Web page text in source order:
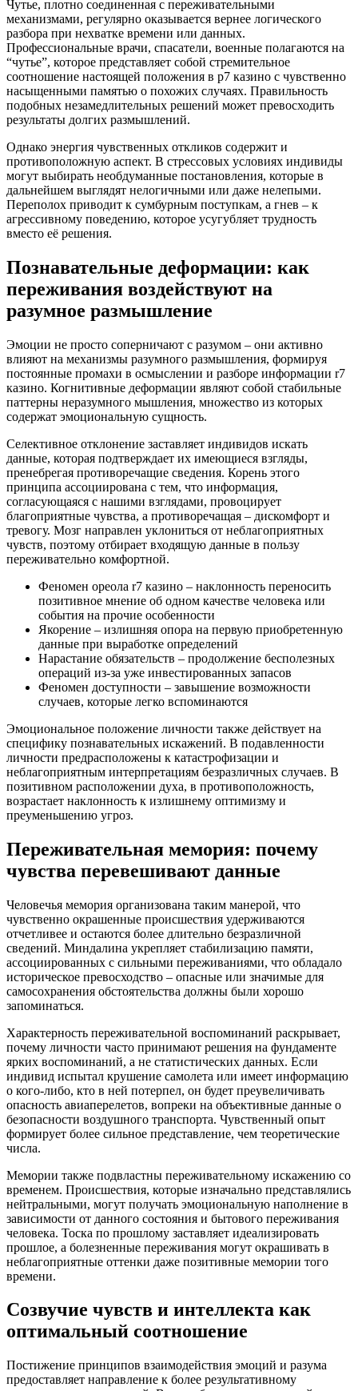
Чутье, плотно соединенная с переживательными
механизмами, регулярно оказывается вернее логического
разбора при нехватке времени или данных.
Профессиональные врачи, спасатели, военные полагаются на
“чутье”, которое представляет собой стремительное
соотношение настоящей положения в р7 казино с чувственно
насыщенными памятью о похожих случаях. Правильность
подобных незамедлительных решений может превосходить
результаты долгих размышлений.
Однако энергия чувственных откликов содержит и
противоположную аспект. В стрессовых условиях индивиды
могут выбирать необдуманные постановления, которые в
дальнейшем выглядят нелогичными или даже нелепыми.
Переполох приводит к сумбурным поступкам, а гнев – к
агрессивному поведению, которое усугубляет трудность
вместо её решения.
Познавательные деформации: как
переживания воздействуют на
разумное размышление
Эмоции не просто соперничают с разумом – они активно
влияют на механизмы разумного размышления, формируя
постоянные промахи в осмыслении и разборе информации r7
казино. Когнитивные деформации являют собой стабильные
паттерны неразумного мышления, множество из которых
содержат эмоциональную сущность.
Селективное отклонение заставляет индивидов искать
данные, которая подтверждает их имеющиеся взгляды,
пренебрегая противоречащие сведения. Корень этого
принципа ассоциирована с тем, что информация,
согласующаяся с нашими взглядами, провоцирует
благоприятные чувства, а противоречащая – дискомфорт и
тревогу. Мозг направлен уклониться от неблагоприятных
чувств, поэтому отбирает входящую данные в пользу
переживательно комфортной.
Феномен ореола r7 казино – наклонность переносить
позитивное мнение об одном качестве человека или
события на прочие особенности
Якорение – излишняя опора на первую приобретенную
данные при выработке определений
Нарастание обязательств – продолжение бесполезных
операций из-за уже инвестированных запасов
Феномен доступности – завышение возможности
случаев, которые легко вспоминаются
Эмоциональное положение личности также действует на
специфику познавательных искажений. В подавленности
личности предрасположены к катастрофизации и
неблагоприятным интерпретациям безразличных случаев. В
позитивном расположении духа, в противоположность,
возрастает наклонность к излишнему оптимизму и
преуменьшению угроз.
Переживательная мемория: почему
чувства перевешивают данные
Человечья мемория организована таким манерой, что
чувственно окрашенные происшествия удерживаются
отчетливее и остаются более длительно безразличной
сведений. Миндалина укрепляет стабилизацию памяти,
ассоциированных с сильными переживаниями, что обладало
историческое превосходство – опасные или значимые для
самосохранения обстоятельства должны были хорошо
запоминаться.
Характерность переживательной воспоминаний раскрывает,
почему личности часто принимают решения на фундаменте
ярких воспоминаний, а не статистических данных. Если
индивид испытал крушение самолета или имеет информацию
о кого-либо, кто в ней потерпел, он будет преувеличивать
опасность авиаперелетов, вопреки на объективные данные о
безопасности воздушного транспорта. Чувственный опыт
формирует более сильное представление, чем теоретические
числа.
Мемории также подвластны переживательному искажению со
временем. Происшествия, которые изначально представлялись
нейтральными, могут получать эмоциональную наполнение в
зависимости от данного состояния и бытового переживания
человека. Тоска по прошлому заставляет идеализировать
прошлое, а болезненные переживания могут окрашивать в
неблагоприятные оттенки даже позитивные мемории того
времени.
Созвучие чувств и интеллекта как
оптимальный соотношение
Постижение принципов взаимодействия эмоций и разума
предоставляет направление к более результативному